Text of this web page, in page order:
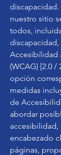
nuestro sitio
todos,
discapacidad,
Accesibilidad
(WCAG) [2.0 /
opción
medidas
de
abordar
accesibilidad,
encabezado
páginas,